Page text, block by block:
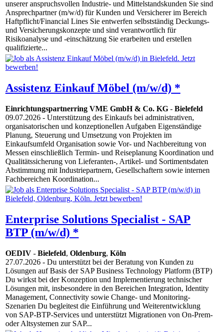
unserer anspruchsvollen Industrie- und Mittelstandskunden Sie sind
Ansprechpartner (m/w/d) für Kunden und Versicherer im Bereich
Haftpflicht/Financial Lines Sie entwerfen selbstständig Deckungs-
und Versicherungskonzepte und sind verantwortlich für
Risikoanalyse und -einschätzung Sie erarbeiten und erstellen
qualifizierte...
Assistenz Einkauf Möbel (m/w/d) *
Einrichtungspartnerring VME GmbH & Co. KG - Bielefeld
09.07.2026 - Unterstützung des Einkaufs bei administrativen,
organisatorischen und konzeptionellen Aufgaben Eigenständige
Planung, Steuerung und Umsetzung von Projekten im
Einkaufsumfeld Organisation sowie Vor- und Nachbereitung von
Messen einschließlich Termin- und Reiseplanung Koordination und
Qualitätssicherung von Lieferanten-, Artikel- und Sortimentsdaten
Abstimmung mit Industriepartnern, Gesellschaftern sowie internen
Fachbereichen Koordination...
Enterprise Solutions Specialist - SAP
BTP (m/w/d) *
OEDIV - Bielefeld, Oldenburg, Köln
27.07.2026 - Du unterstützt bei der Beratung von Kunden zu
Lösungen auf Basis der SAP Business Technology Platform (BTP)
Du wirkst bei der Konzeption und Implementierung technischer
Lösungen mit, insbesondere in den Bereichen Integration, Identity
Management, Connectivity sowie Change- und Monitoring-
Szenarien Du begleitest die Einführung und Weiterentwicklung
von SAP-BTP-Services und unterstützt Migrationen von On-Prem-
oder Altsystemen zur SAP...